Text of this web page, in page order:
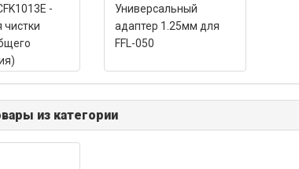
-
чистки
Универсальный
адаптер 1.25мм для
FFL-050
из категории